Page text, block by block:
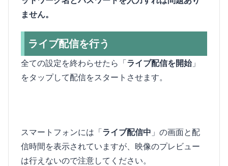
ません。
ライブ配信を行う
全ての設定を終わらせたら「ライブ配信を開始」
をタップして配信をスタートさせます。
スマートフォンには「ライブ配信中 」の画面と配
信時間を表示されていますが、映像のプレビュー
は行えないので注意してください。